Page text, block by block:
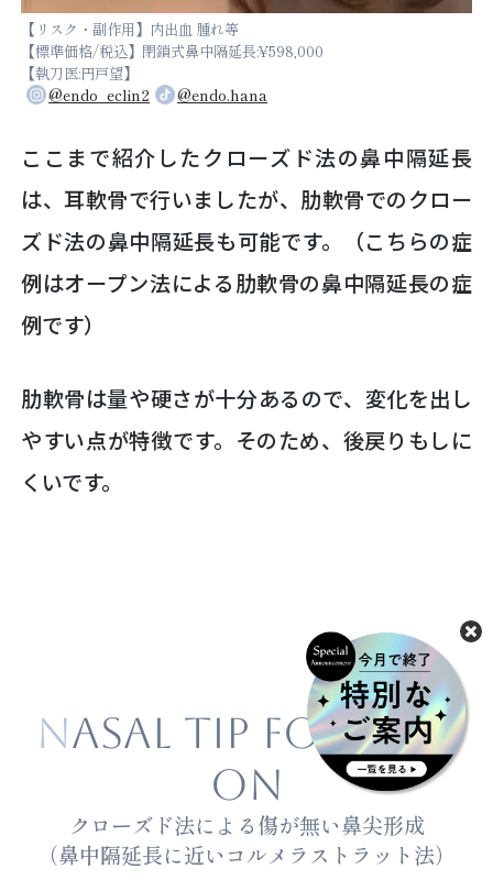
【リスク・副作用】内出血 腫れ等
【標準価格/税込】閉鎖式鼻中隔延長:¥598,000
【執刀医:円戸望】
@endo_eclin2
@endo.hana
ここまで紹介したクローズド法の鼻中隔延長
は、耳軟骨で行いましたが、肋軟骨でのクロー
ズド法の鼻中隔延長も可能です。（こちらの症
例はオープン法による肋軟骨の鼻中隔延長の症
例です）
肋軟骨は量や硬さが十分あるので、変化を出し
やすい点が特徴です。そのため、後戻りもしに
くいです。
NASAL TIP FORMATI
ON
クローズド法による傷が無い鼻尖形成
（鼻中隔延長に近いコルメラストラット法）